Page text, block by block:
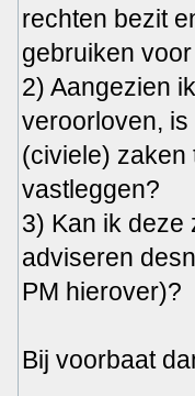
rechten bezit
gebruiken
2) Aangezien
veroorloven,
(civiele) zaken
vastleggen?
3) Kan ik deze
adviseren
PM hierover)?
Bij voorbaat